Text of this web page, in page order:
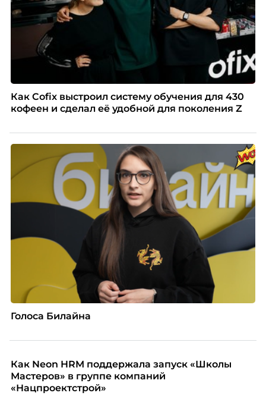
Как Cofix выстроил систему обучения для 430
кофеен и сделал её удобной для поколения Z
Голоса Билайна
Как Neon HRM поддержала запуск «Школы
Мастеров» в группе компаний
«Нацпроектстрой»